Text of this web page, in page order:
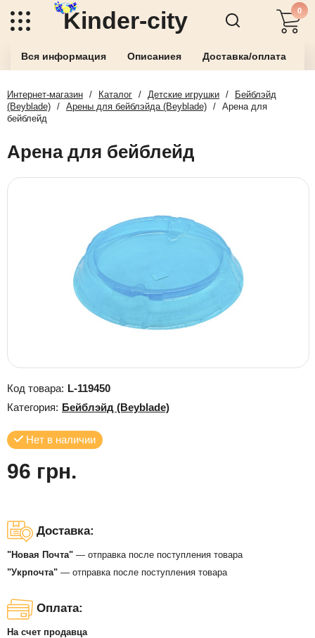
Kinder-city 0
Вся информация Описаниея Доставка/оплата
Интернет-магазин / Каталог / Детские игрушки /
Бейблэйд
(Beyblade) / Арены для бейблэйда (Beyblade) / Арена для
бейблейд
Арена для бейблейд
Код товара: L-119450
Категория: Бейблэйд (Beyblade)
Нет в наличии
96 грн.
Доставка:
"Новая Почта" — отправка после поступления товара
"Укрпочта" — отправка после поступления товара
Оплата:
На счет продавца